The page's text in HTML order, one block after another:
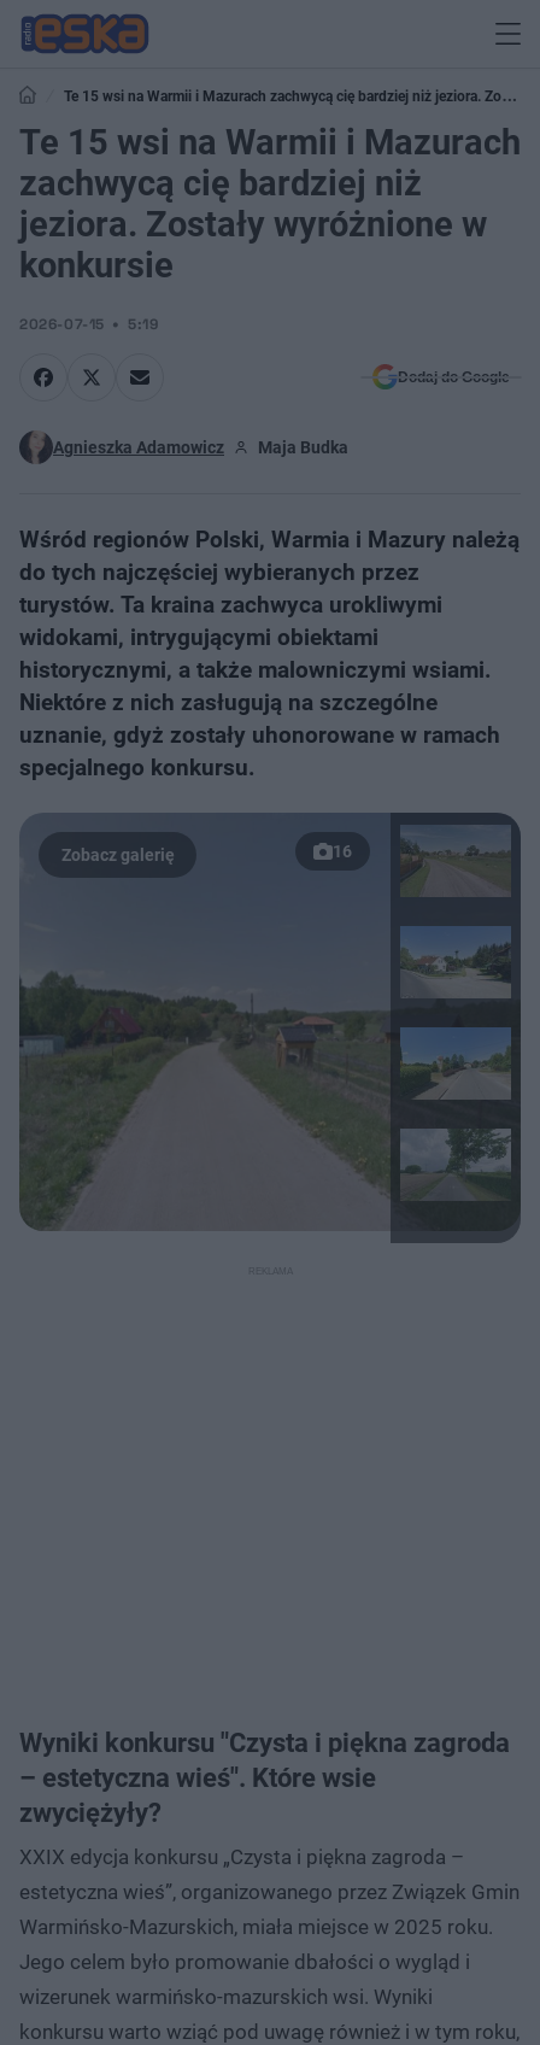
Te 15 wsi na Warmii i Mazurach zachwycą cię bardziej niż jeziora. Zostały
wyróżnione w konkursie
Te 15 wsi na Warmii i Mazurach
zachwycą cię bardziej niż
jeziora. Zostały wyróżnione w
konkursie
2026-07-15 5:19
Dodaj do Google
Agnieszka Adamowicz Maja Budka
Wśród regionów Polski, Warmia i Mazury należą
do tych najczęściej wybieranych przez
turystów. Ta kraina zachwyca urokliwymi
widokami, intrygującymi obiektami
historycznymi, a także malowniczymi wsiami.
Niektóre z nich zasługują na szczególne
uznanie, gdyż zostały uhonorowane w ramach
specjalnego konkursu.
16
Wyniki konkursu "Czysta i piękna zagroda
– estetyczna wieś". Które wsie
zwyciężyły?
XXIX edycja konkursu „Czysta i piękna zagroda –
estetyczna wieś”, organizowanego przez Związek Gmin
Warmińsko-Mazurskich, miała miejsce w 2025 roku.
Jego celem było promowanie dbałości o wygląd i
wizerunek warmińsko-mazurskich wsi. Wyniki
konkursu warto wziąć pod uwagę również i w tym roku,